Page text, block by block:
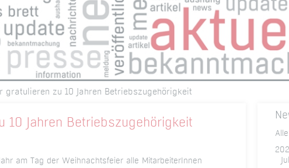
gratulieren zu 10 Jahren Betriebszugehörigkeit
10 Jahren Betriebszugehörigkeit
am Tag der Weihnachtsfeier alle MitarbeiterInnen